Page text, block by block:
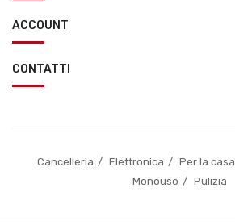
ACCOUNT
CONTATTI
Cancelleria Elettronica Per la casa
Monouso
Pulizia